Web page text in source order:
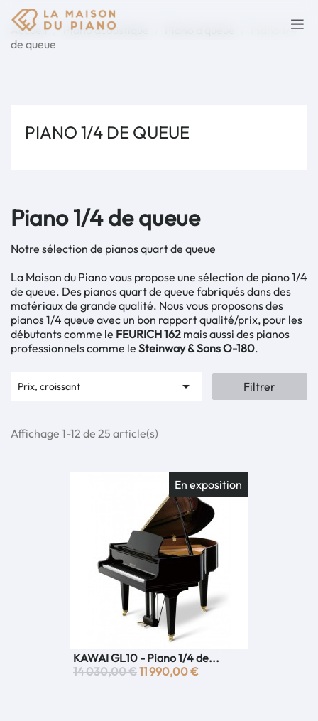
Accueil Piano acoustique
Piano 1/4
de queue
PIANO 1/4 DE QUEUE
Piano 1/4 de queue
Notre sélection de pianos quart de queue
La Maison du Piano vous propose une sélection de piano 1/4
de queue. Des pianos quart de queue fabriqués dans des
matériaux de grande qualité. Nous vous proposons des
pianos 1/4 queue avec un bon rapport qualité/prix, pour les
débutants comme le FEURICH 162 mais aussi des pianos
professionnels comme le Steinway & Sons O-180.
Prix, croissant  Filtrer
Affichage 1-12 de 25 article(s)
KAWAI GL10 - Piano 1/4 de...
14 030,00 €11 990,00 €
En exposition